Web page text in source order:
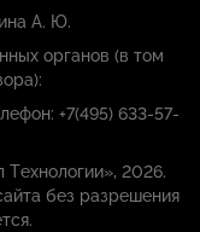
А. Ю.
органов (в том
+7(495) 633-57-
2026.
без разрешения